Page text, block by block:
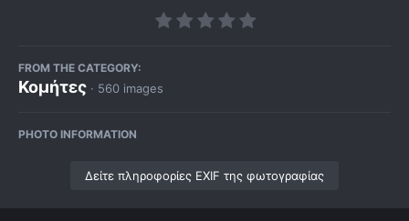
FROM THE CATEGORY:
Κομήτες · 560 images
PHOTO INFORMATION
Δείτε πληροφορίες EXIF της φωτογραφίας